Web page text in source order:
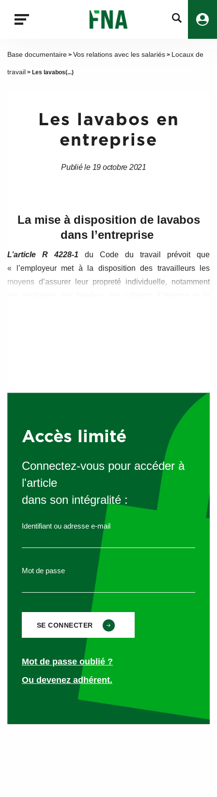
recherche
Base documentaire > Vos relations avec les salariés > Locaux de
travail > Les lavabos(...)
Les lavabos en
entreprise
Date
Publié le 19 octobre 2021
La mise à disposition de lavabos
dans l’entreprise
L’article R 4228-1
du Code du travail prévoit que
« l’employeur met à la disposition des travailleurs les
moyens d’assurer leur propreté individuelle, notamment
proximité des salariés. La communication entre les
vestiaires et les lavabos doit être assurée sans que les
salariés aient à traverser des locaux de travail ou de
stockage et ou de passer par l’extérieur (article R 4228-2
Les lavabos doivent distribuer
de l’eau potable dont la
température doit pouvoir être réglée.
Des moyens de nettoyage et de séchage ou d’essuyage
appropriés sont mis à la disposition des travailleurs.
Ils
sont entretenus ou changés chaque fois que cela est
nécessaire.
un lavabo pour dix travailleurs au plus
article R 4228-7 du code du travail).
: les lavabos doivent permettre un bon nettoyage
des mains, voire des avant-bras. Le petit lave-mains de 20
cm est donc à exclure !
Accès limité
Connectez-vous pour accéder à
l'article
dans son intégralité :
Identifiant ou adresse e-mail
Mot de passe
Mot de passe oublié ?
Ou devenez adhérent.